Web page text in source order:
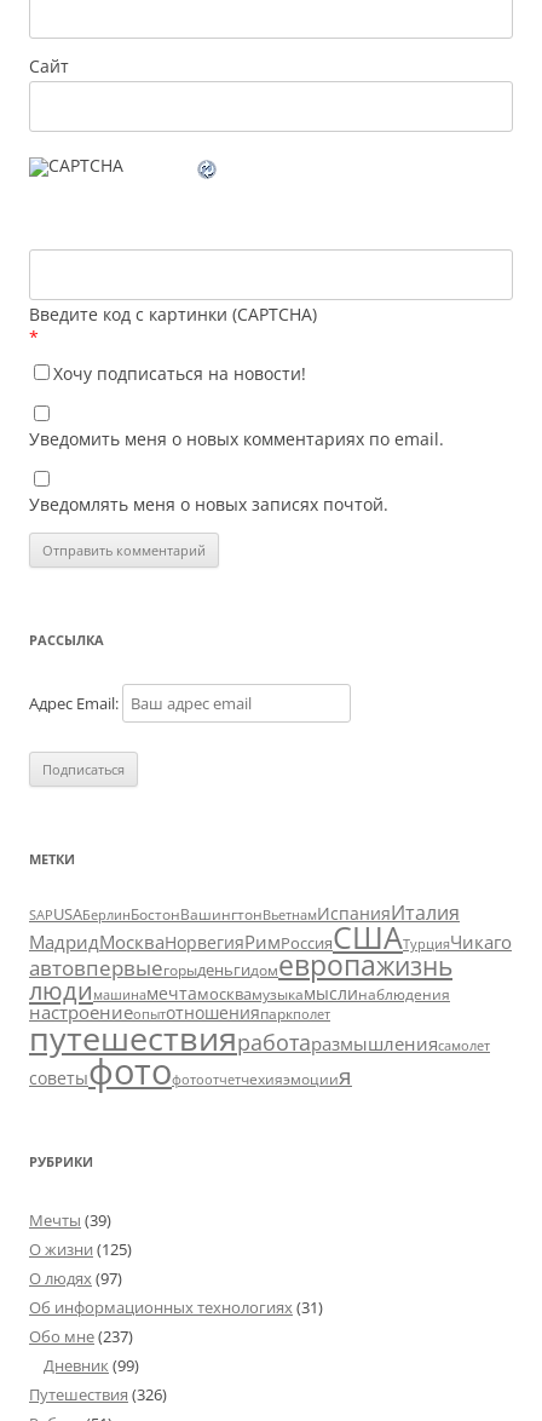
Сайт
Введите код с картинки (CAPTCHA)
*
Хочу подписаться на новости!
Уведомить меня о новых комментариях по email.
Уведомлять меня о новых записях почтой.
РАССЫЛКА
Адрес Email:
МЕТКИ
SAPUSAБерлинБостонВашингтонВьетнамИспанияИталия
МадридМоскваНорвегияРимРоссияСШАТурцияЧикаго
автовпервыегорыденьгидомевропажизнь
люди машинамечтамосквамузыкамыслинаблюдения
настроениеопытотношенияпаркполет
путешествияработаразмышлениясамолет
советыфотофотоотчетчехияэмоциия
РУБРИКИ
Мечты (39)
О жизни (125)
О людях(97)
Об информационных технологиях(31)
Обо мне(237)
Дневник(99)
Путешествия (326)